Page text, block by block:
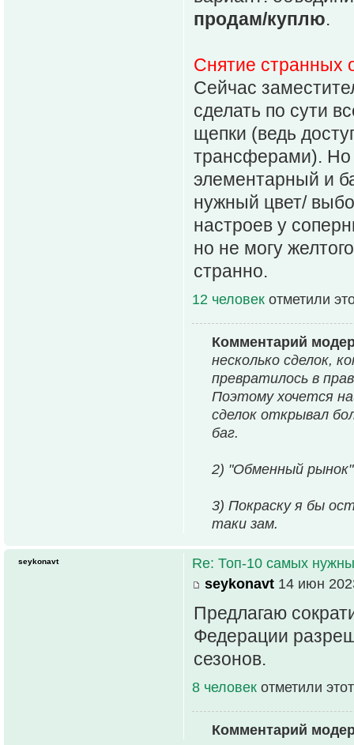
продам/куплю.
Снятие странных
Сейчас
сделать по сути
щепки (ведь
трансферами). Но
элементарный и
нужный цвет/
настроев у
но не могу
странно.
12 человек отметили
Комментарий
несколько сделок,
превратилось в
Поэтому хочется
сделок открывал
баг.
2) "Обменный рынок"
3) Покраску я бы
таки зам.
Re: Топ-10 самых
seykonavt 14 июн
Предлагаю
Федерации
сезонов.
8 человек отметили
Комментарий
seykonavt